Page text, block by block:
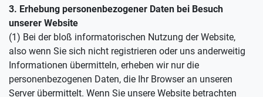
3. Erhebung personenbezogener Daten bei Besuch
unserer Website
(1) Bei der bloß informatorischen Nutzung der Website,
also wenn Sie sich nicht registrieren oder uns anderweitig
Informationen übermitteln, erheben wir nur die
personenbezogenen Daten, die Ihr Browser an unseren
Server übermittelt. Wenn Sie unsere Website betrachten